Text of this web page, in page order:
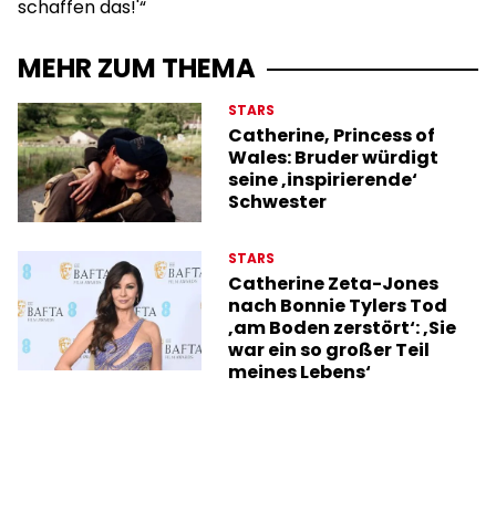
schaffen das!'“
MEHR ZUM THEMA
STARS
Catherine, Princess of
Wales: Bruder würdigt
seine ‚inspirierende‘
Schwester
STARS
Catherine Zeta-Jones
nach Bonnie Tylers Tod
‚am Boden zerstört‘: ‚Sie
war ein so großer Teil
meines Lebens‘